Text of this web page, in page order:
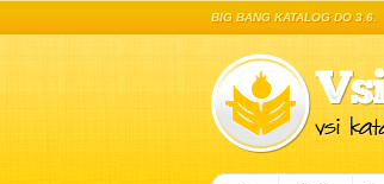
BIG BANG KATALOG DO 3.6.